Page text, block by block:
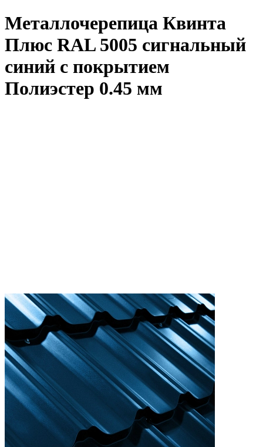
Металлочерепица Квинта
Плюс RAL 5005 сигнальный
синий с покрытием
Полиэстер 0.45 мм